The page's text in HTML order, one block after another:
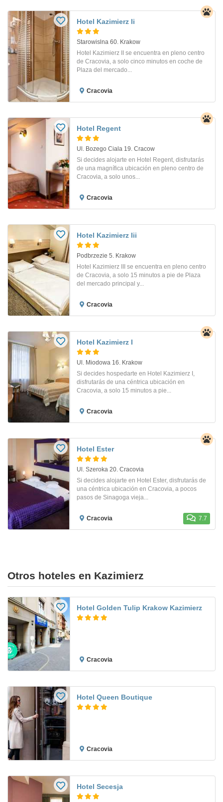
Hotel Kazimierz Ii
Starowislna 60. Krakow
Hotel Kazimierz II se encuentra en pleno centro
de Cracovia, a solo cinco minutos en coche de
Plaza del mercado...
Cracovia
Hotel Regent
Ul. Bozego Ciala 19. Cracow
Si decides alojarte en Hotel Regent, disfrutarás
de una magnífica ubicación en pleno centro de
Cracovia, a solo unos...
Cracovia
Hotel Kazimierz Iii
Podbrzezie 5. Krakow
Hotel Kazimierz III se encuentra en pleno centro
de Cracovia, a solo 15 minutos a pie de Plaza
del mercado principal y...
Cracovia
Hotel Kazimierz I
Ul. Miodowa 16. Krakow
Si decides hospedarte en Hotel Kazimierz I,
disfrutarás de una céntrica ubicación en
Cracovia, a solo 15 minutos a pie...
Cracovia
Hotel Ester
Ul. Szeroka 20. Cracovia
Si decides alojarte en Hotel Ester, disfrutarás de
una céntrica ubicación en Cracovia, a pocos
pasos de Sinagoga vieja...
Cracovia 7.7
Otros hoteles en Kazimierz
Hotel Golden Tulip Krakow Kazimierz
Cracovia
Hotel Queen Boutique
Cracovia
Hotel Secesja